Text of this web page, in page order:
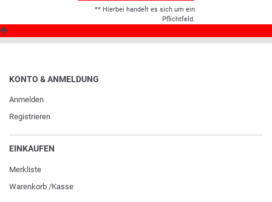
** Hierbei handelt es sich um ein
Pflichtfeld.
KONTO & ANMELDUNG
Anmelden
Registrieren
EINKAUFEN
Merkliste
Warenkorb /Kasse